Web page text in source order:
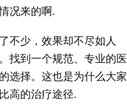
况来的啊.
不少，效果却不尽如人
找到一个规范、专业的医
选择。这也是为什么大家
高的治疗途径.